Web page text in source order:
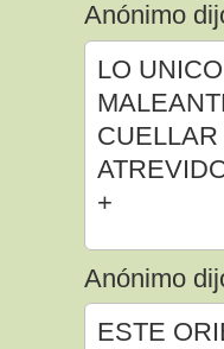
Anónimo
LO
+
Anónimo
ESTE